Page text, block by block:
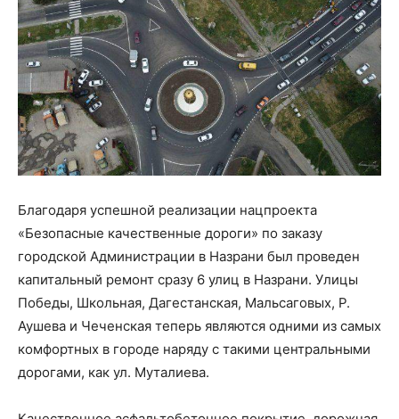
Благодаря успешной реализации нацпроекта
«Безопасные качественные дороги» по заказу
городской Администрации в Назрани был проведен
капитальный ремонт сразу 6 улиц в Назрани. Улицы
Победы, Школьная, Дагестанская, Мальсаговых, Р.
Аушева и Чеченская теперь являются одними из самых
комфортных в городе наряду с такими центральными
дорогами, как ул. Муталиева.